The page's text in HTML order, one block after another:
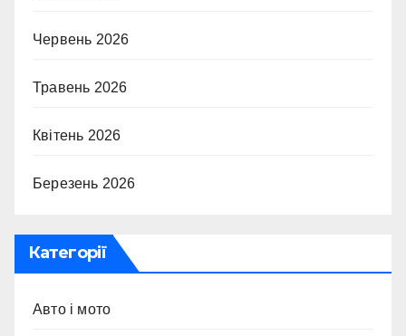
Червень 2026
Травень 2026
Квітень 2026
Березень 2026
Категорії
Авто і мото